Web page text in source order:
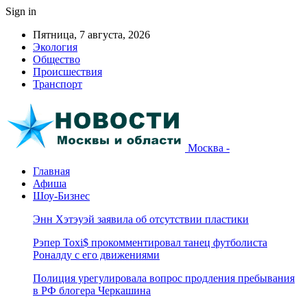
Sign in
Пятница, 7 августа, 2026
Экология
Общество
Происшествия
Транспорт
Москва -
Главная
Афиша
Шоу-Бизнес
Энн Хэтэуэй заявила об отсутствии пластики
Рэпер Toxi$ прокомментировал танец футболиста
Роналду с его движениями
Полиция урегулировала вопрос продления пребывания
в РФ блогера Черкашина